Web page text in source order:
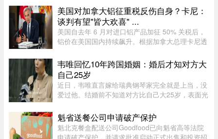
了该业主的申请。调查发现，这户家庭在扣除开支
后，年净收入超过 23,000 元，而且 ...
美国对加拿大铝征重税反伤自身？卡尼：
谈判有望"皆大欢喜" ...
美国自去年 6 月对进口铝产品加征 50% 关税后，
铝价在美国国内持续飙升。根据加拿大总理卡尼透
物价指数上涨了 52%。卡尼在魁省一处 Rio Tinto
铝厂外对媒体表示："虽 ...
韦唯回忆10年跨国婚姻：婚后才知对方大
自己25岁
近日，韦唯直言嫁给瑞典钢琴家完全就是上当，没
爱过他。结婚前不知道对方比自己大25岁，表面光
世，自己独自抚养三个儿子。韦唯，原名张菊霞，
壮族，1963年9月28日出生于 ...
魁省送餐公司申请破产保护
魁北克餐盒配送公司Goodfood已向魁省高等法院
申请破产保护，并请求批准启动正式出售和投资招